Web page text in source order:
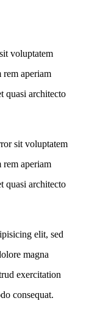
voluptatem
rem aperiam
quasi architecto
sit voluptatem
rem aperiam
quasi architecto
elit, sed
magna
exercitation
consequat.